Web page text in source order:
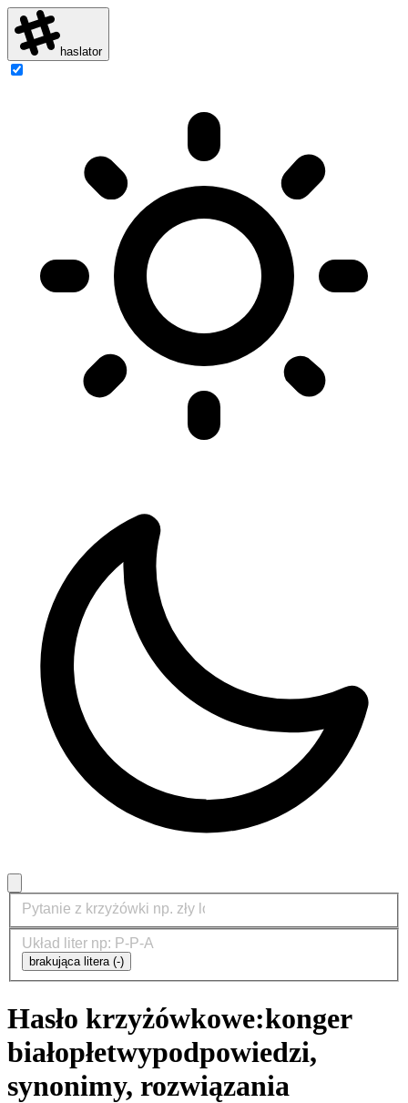
haslator
brakująca litera (-)
Hasło krzyżówkowe:konger
białopłetwypodpowiedzi,
synonimy, rozwiązania